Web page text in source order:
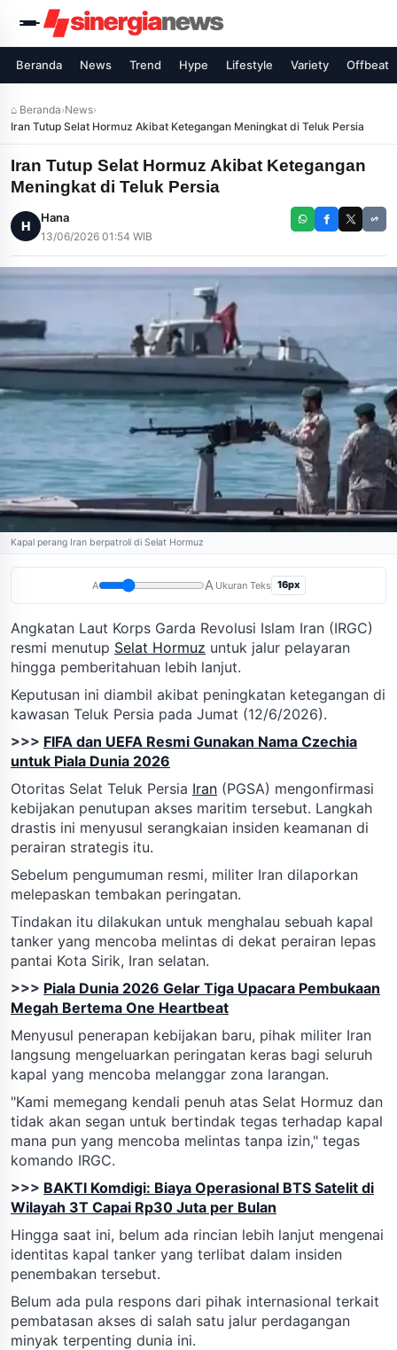
Beranda News Trend Hype Lifestyle Variety Offbeat
⌂ Beranda›News›
Iran Tutup Selat Hormuz Akibat Ketegangan Meningkat di Teluk Persia
Iran Tutup Selat Hormuz Akibat Ketegangan
Meningkat di Teluk Persia
H
Hana
13/06/2026 01:54 WIB
Kapal perang Iran berpatroli di Selat Hormuz
A A Ukuran Teks 16px
Angkatan Laut Korps Garda Revolusi Islam Iran (IRGC)
resmi menutup Selat Hormuz untuk jalur pelayaran
hingga pemberitahuan lebih lanjut.
Keputusan ini diambil akibat peningkatan ketegangan di
kawasan Teluk Persia pada Jumat (12/6/2026).
>>> FIFA dan UEFA Resmi Gunakan Nama Czechia
untuk Piala Dunia 2026
Otoritas Selat Teluk Persia Iran (PGSA) mengonfirmasi
kebijakan penutupan akses maritim tersebut. Langkah
drastis ini menyusul serangkaian insiden keamanan di
perairan strategis itu.
Sebelum pengumuman resmi, militer Iran dilaporkan
melepaskan tembakan peringatan.
Tindakan itu dilakukan untuk menghalau sebuah kapal
tanker yang mencoba melintas di dekat perairan lepas
pantai Kota Sirik, Iran selatan.
>>> Piala Dunia 2026 Gelar Tiga Upacara Pembukaan
Megah Bertema One Heartbeat
Menyusul penerapan kebijakan baru, pihak militer Iran
langsung mengeluarkan peringatan keras bagi seluruh
kapal yang mencoba melanggar zona larangan.
"Kami memegang kendali penuh atas Selat Hormuz dan
tidak akan segan untuk bertindak tegas terhadap kapal
mana pun yang mencoba melintas tanpa izin," tegas
komando IRGC.
>>> BAKTI Komdigi: Biaya Operasional BTS Satelit di
Wilayah 3T Capai Rp30 Juta per Bulan
Hingga saat ini, belum ada rincian lebih lanjut mengenai
identitas kapal tanker yang terlibat dalam insiden
penembakan tersebut.
Belum ada pula respons dari pihak internasional terkait
pembatasan akses di salah satu jalur perdagangan
minyak terpenting dunia ini.